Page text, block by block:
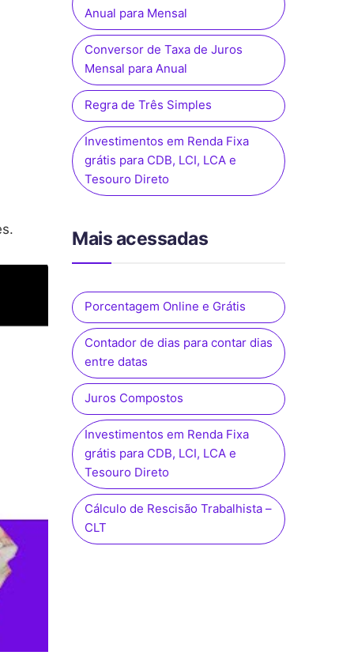
Anual para Mensal
Conversor de Taxa de Juros
Mensal para Anual
Regra de Três Simples
Investimentos em Renda Fixa
grátis para CDB, LCI, LCA e
Tesouro Direto
Mais acessadas
Porcentagem Online e Grátis
Contador de dias para contar dias
entre datas
Juros Compostos
Investimentos em Renda Fixa
grátis para CDB, LCI, LCA e
Tesouro Direto
Cálculo de Rescisão Trabalhista –
CLT